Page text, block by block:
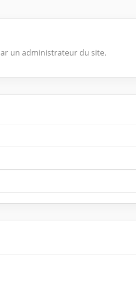
un administrateur du site.